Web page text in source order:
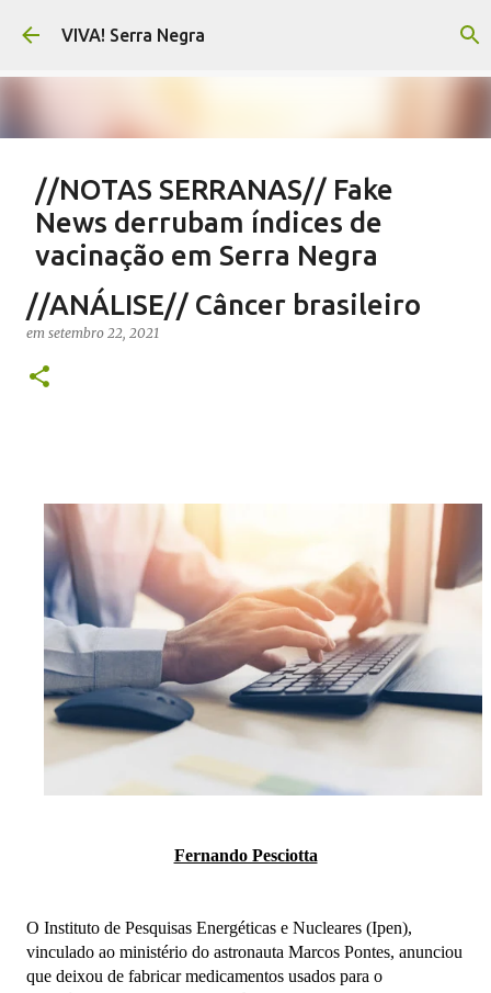
Pular para o conteúdo principal
VIVA! Serra Negra
//NOTAS SERRANAS// Fake
News derrubam índices de
vacinação em Serra Negra
agosto 07, 2026
SAÚDE SERRA NEGRA
//ANÁLISE// Câncer brasileiro
em setembro 22, 2021
Fernando Pesciotta
O Instituto de Pesquisas Energéticas e Nucleares (Ipen),
vinculado ao ministério do astronauta Marcos Pontes, anunciou
que deixou de fabricar medicamentos usados para o